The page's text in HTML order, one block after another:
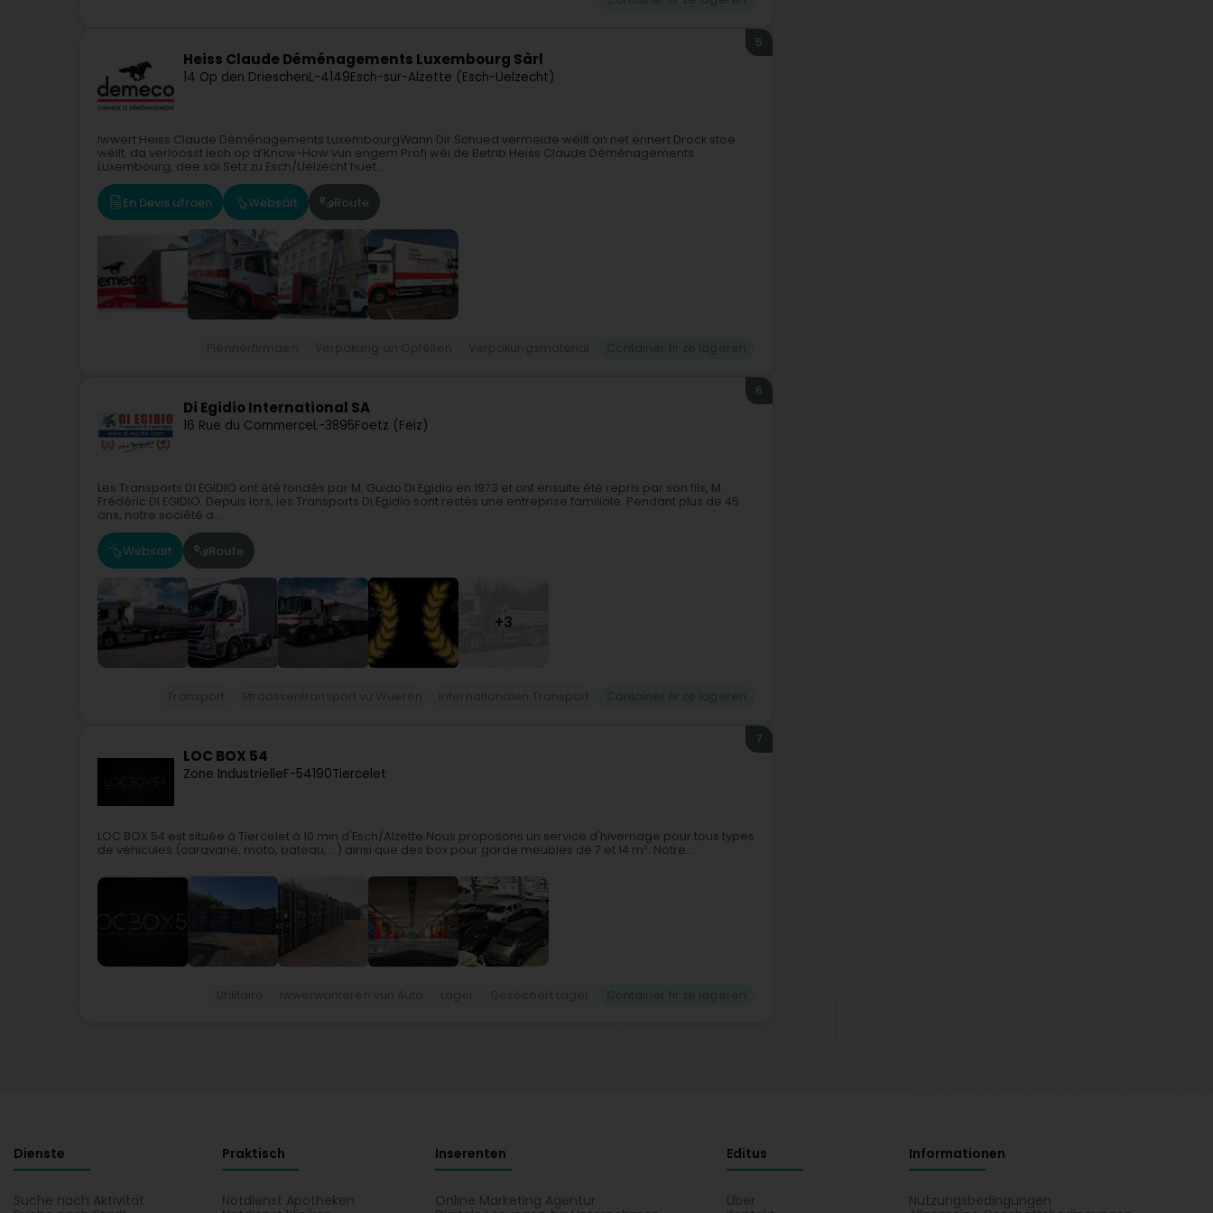
Heiss Claude Déménagements Luxembourg Sàrl
14 Op den DrieschenL-4149Esch-sur-Alzette (Esch-Uelzecht)
5
Iwwert Heiss Claude Déménagements LuxembourgWann Dir Schued vermeide wëllt an net ënnert Drock stoe
wëllt, da verloosst Iech op d’Know-How vun engem Profi wéi de Betrib Heiss Claude Déménagements
Luxembourg, dee säi Sëtz zu Esch/Uelzecht huet....
En Devis ufroen Websäit Route
Di Egidio International SA
16 Rue du CommerceL-3895Foetz (Feiz)
6
Les Transports DI EGIDIO ont été fondés par M. Guido Di Egidio en 1973 et ont ensuite été repris par son fils, M.
Frédéric DI EGIDIO. Depuis lors, les Transports Di Egidio sont restés une entreprise familiale. Pendant plus de 45
ans, notre société a...
Websäit Route
+3
LOC BOX 54
Zone IndustrielleF-54190Tiercelet
7
LOC BOX 54 est située à Tiercelet à 10 min d'Esch/Alzette.Nous proposons un service d'hivernage pour tous types
de véhicules (caravane, moto, bateau, ...) ainsi que des box pour garde meubles de 7 et 14 m². Notre...
Dienste
Suche nach Aktivität
Praktisch
Notdienst Apotheken
Inserenten
Online Marketing Agentur
Editus
Über
Informationen
Nutzungsbedingungen